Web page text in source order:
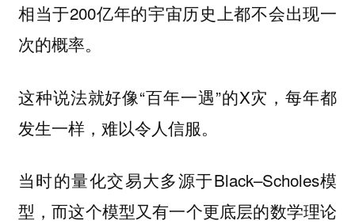
相当于200亿年的宇宙历史上都不会出现一
次的概率。
这种说法就好像“百年一遇”的X灾，每年都
发生一样，难以令人信服。
当时的量化交易大多源于Black–Scholes模
型，而这个模型又有一个更底层的数学理论